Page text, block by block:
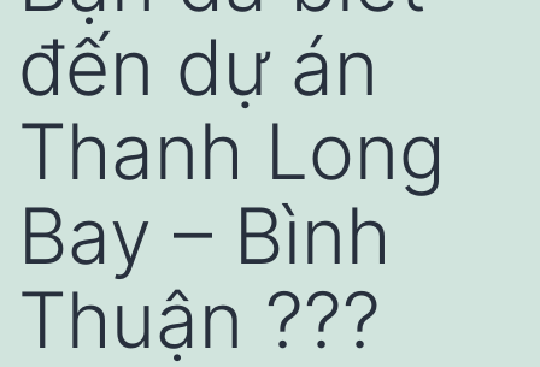
đến dự án
Thanh Long
Bay – Bình
Thuận ???